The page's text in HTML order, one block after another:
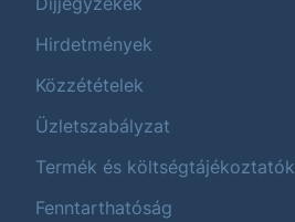
Hirdetmények
Közzétételek
Üzletszabályzat
Termék és költségtájékoztatók
Fenntarthatóság